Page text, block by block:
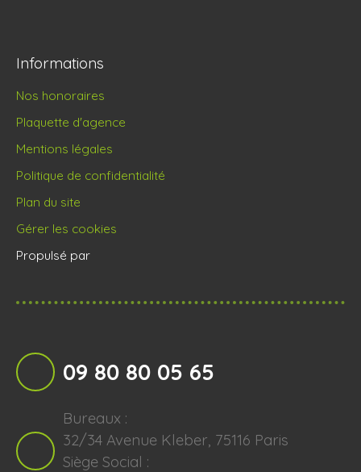
Informations
Nos honoraires
Plaquette d'agence
Mentions légales
Politique de confidentialité
Plan du site
Gérer les cookies
Propulsé par
09 80 80 05 65
Bureaux :
32/34 Avenue Kleber, 75116 Paris
Siège Social :